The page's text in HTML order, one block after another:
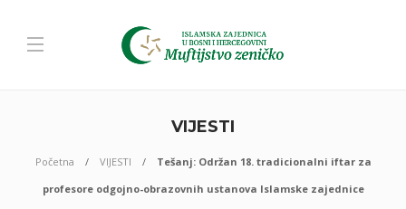
VIJESTI
Početna VIJESTI
Tešanj: Održan 18. tradicionalni iftar za
profesore odgojno-obrazovnih ustanova Islamske zajednice